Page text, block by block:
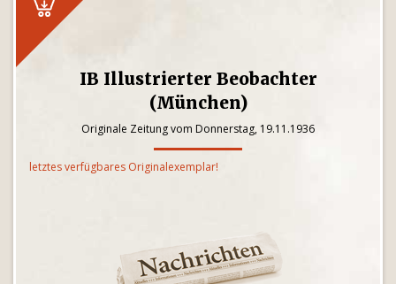
IB Illustrierter Beobachter
(München)
Originale Zeitung vom Donnerstag, 19.11.1936
letztes verfügbares Originalexemplar!